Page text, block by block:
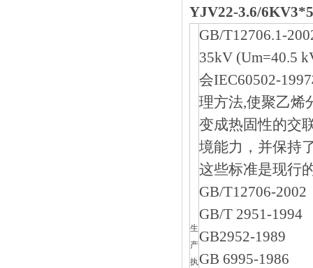
YJV22-3.6/
生
产
执
GB/T12706.1-
35kV (Um=40.5
会IEC60502-
理方法,使聚乙烯
变成热固性的交
境能力，并保持
这些标准是现行的
GB/T12706-
GB/T 2951-
GB2952-1989
GB 6995-1986